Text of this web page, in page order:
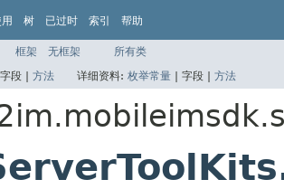
树 已过时 索引 帮助
框架 无框架
所有类
字段 | 方法 详细资料: 枚举常量 | 字段 | 方法